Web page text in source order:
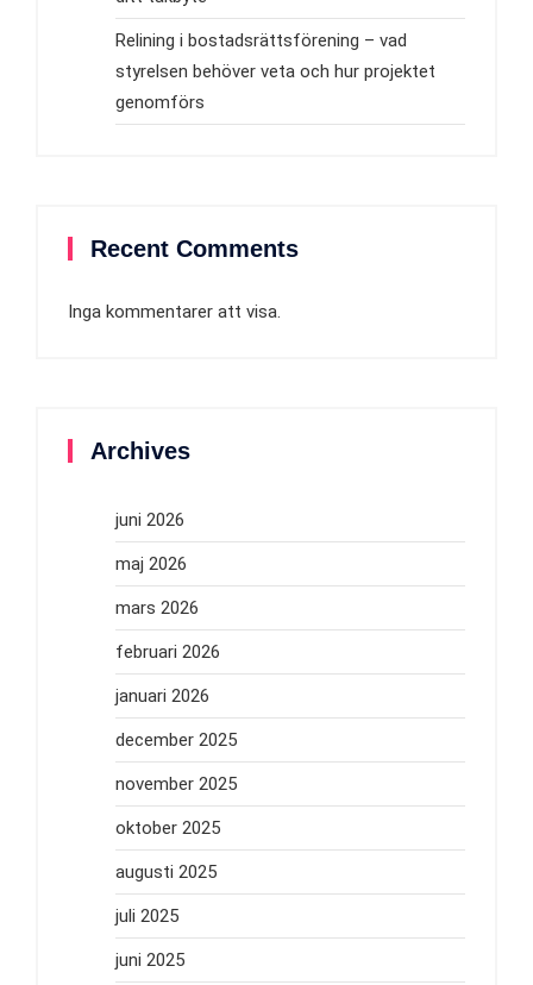
Relining i bostadsrättsförening – vad
styrelsen behöver veta och hur projektet
genomförs
Recent Comments
Inga kommentarer att visa.
Archives
juni 2026
maj 2026
mars 2026
februari 2026
januari 2026
december 2025
november 2025
oktober 2025
augusti 2025
juli 2025
juni 2025